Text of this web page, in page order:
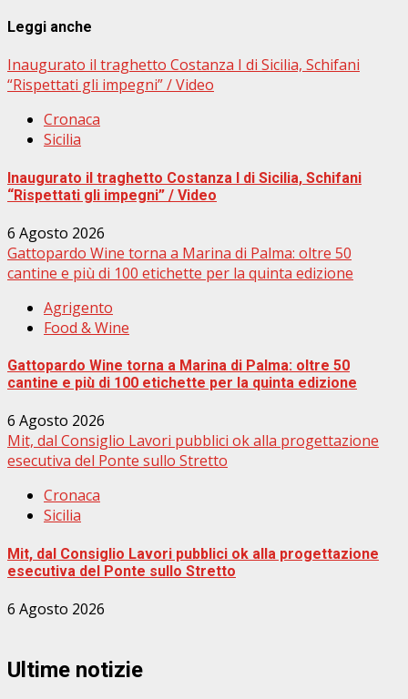
Leggi anche
Inaugurato il traghetto Costanza I di Sicilia, Schifani
“Rispettati gli impegni” / Video
Cronaca
Sicilia
Inaugurato il traghetto Costanza I di Sicilia, Schifani
“Rispettati gli impegni” / Video
6 Agosto 2026
Gattopardo Wine torna a Marina di Palma: oltre 50
cantine e più di 100 etichette per la quinta edizione
Agrigento
Food & Wine
Gattopardo Wine torna a Marina di Palma: oltre 50
cantine e più di 100 etichette per la quinta edizione
6 Agosto 2026
Mit, dal Consiglio Lavori pubblici ok alla progettazione
esecutiva del Ponte sullo Stretto
Cronaca
Sicilia
Mit, dal Consiglio Lavori pubblici ok alla progettazione
esecutiva del Ponte sullo Stretto
6 Agosto 2026
Ultime notizie